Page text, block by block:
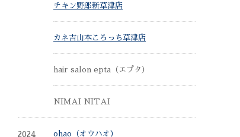
チキン野郎新草津店
カネ吉山本ころっち草津店
hair salon epta（エプタ）
NIMAI NITAI
2024 ohao（オウハオ）